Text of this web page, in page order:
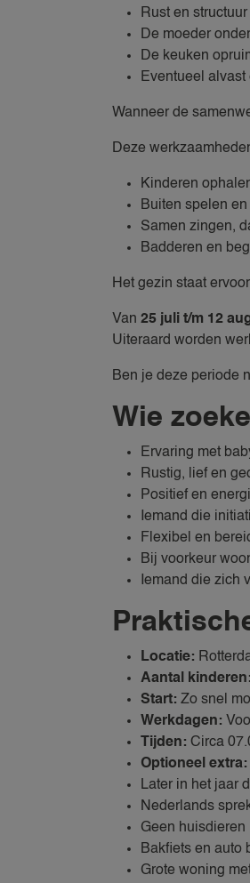
Rust en
De moeder
De keuken
Eventueel
Wanneer de
Deze
Kinderen
Buiten spelen
Samen zingen,
Badderen en
Het gezin staat
Van 25 juli t/m 12
Uiteraard worden
Ben je deze periode
Wie
Ervaring met
Rustig, lief en
Positief en
Iemand die
Flexibel en
Bij voorkeur
Iemand die zich
Locatie:
Aantal kinderen:
Start: Zo snel
Werkdagen:
Tijden: Circa
Optioneel extra:
Later in het jaar
Nederlands
Geen huisdieren
Bakfiets en auto
Grote woning